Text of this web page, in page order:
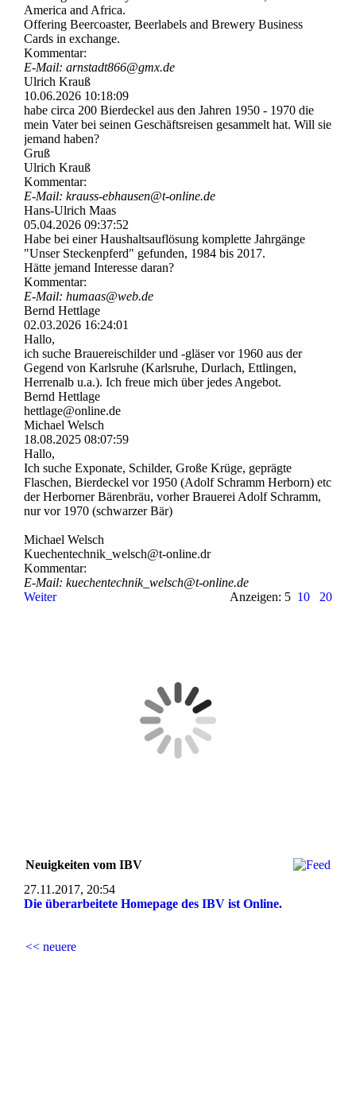
America and Africa.
Offering Beercoaster, Beerlabels and Brewery Business
Cards in exchange.
Kommentar:
E-Mail: arnstadt866@gmx.de
Ulrich Krauß
10.06.2026 10:18:09
habe circa 200 Bierdeckel aus den Jahren 1950 - 1970 die
mein Vater bei seinen Geschäftsreisen gesammelt hat. Will sie
jemand haben?
Gruß
Ulrich Krauß
Kommentar:
E-Mail: krauss-­ebhausen@­t-­online.­de
Hans-Ulrich Maas
05.04.2026 09:37:52
Habe bei einer Haushaltsauflösung komplette Jahrgänge
"Unser Steckenpferd" gefunden, 1984 bis 2017.
Hätte jemand Interesse daran?
Kommentar:
E-Mail: humaas@web.de
Bernd Hettlage
02.03.2026 16:24:01
Hallo,
ich suche Brauereischilder und -gläser vor 1960 aus der
Gegend von Karlsruhe (Karlsruhe, Durlach, Ettlingen,
Herrenalb u.a.). Ich freue mich über jedes Angebot.
Bernd Hettlage
hettlage@online.de
Michael Welsch
18.08.2025 08:07:59
Hallo,
Ich suche Exponate, Schilder, Große Krüge, geprägte
Flaschen, Bierdeckel vor 1950 (Adolf Schramm Herborn) etc
der Herborner Bärenbräu, vorher Brauerei Adolf Schramm,
nur vor 1970 (schwarzer Bär)
Michael Welsch
Kuechentechnik_­welsch@­t-­online.­dr
Kommentar:
E-Mail: kuechentechnik_­welsch@­t-­online.­de
Weiter
Anzeigen: 5 10 20
Neuigkeiten vom IBV
27.11.2017, 20:54
Die überarbeitete Homepage des IBV ist Online.
<< neuere